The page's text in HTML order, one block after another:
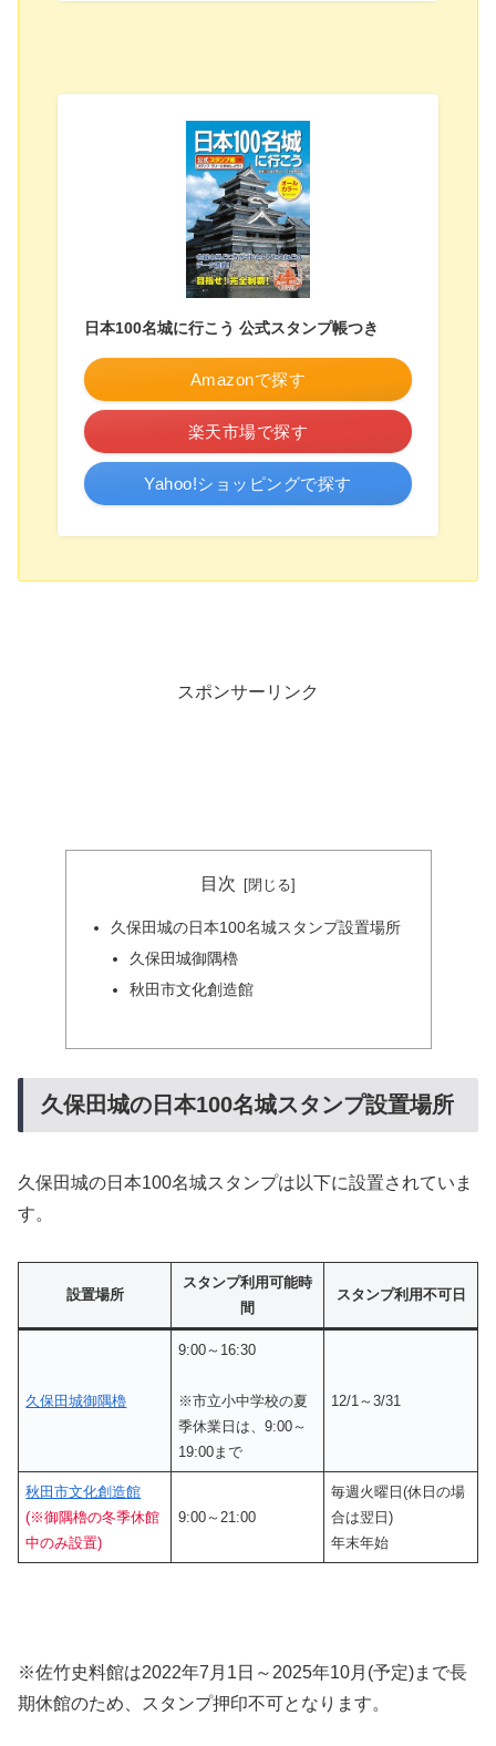
日本100名城に行こう 公式スタンプ帳つき
Amazonで探す
楽天市場で探す
Yahoo!ショッピングで探す
スポンサーリンク
目次
久保田城の日本100名城スタンプ設置場所
久保田城御隅櫓
秋田市文化創造館
久保田城の日本100名城スタンプ設置場所
久保田城の日本100名城スタンプは以下に設置されていま
す。
設置場所
スタンプ利用可能時
間
スタンプ利用不可日
久保田城御隅櫓
9:00～16:30
※市立小中学校の夏
季休業日は、9:00～
19:00まで
12/1～3/31
秋田市文化創造館
(※御隅櫓の冬季休館
中のみ設置)
9:00～21:00
毎週火曜日(休日の場
合は翌日)
年末年始
※佐竹史料館は2022年7月1日～2025年10月(予定)まで長
期休館のため、スタンプ押印不可となります。